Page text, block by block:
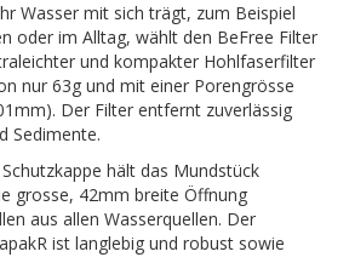
Wasser mit sich trägt, zum Beispiel
oder im Alltag, wählt den BeFree Filter
und kompakter Hohlfaserfilter
nur 63g und mit einer Porengrösse
Der Filter entfernt zuverlässig
Sedimente.
hält das Mundstück
grosse, 42mm breite Öffnung
aus allen Wasserquellen. Der
ist langlebig und robust sowie